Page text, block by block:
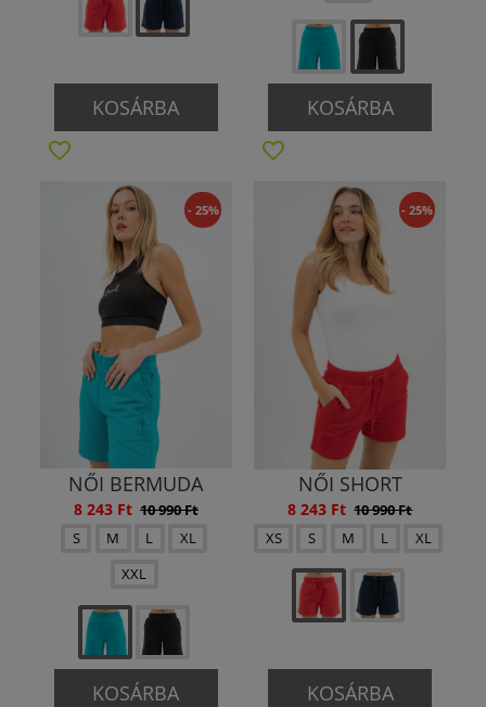
KOSÁRBA KOSÁRBA
- 25%
NŐI BERMUDA
8 243 Ft 10 990 Ft
S
M L
XL
XXL
KOSÁRBA
- 25%
NŐI SHORT
8 243 Ft 10 990 Ft
XS
S M L XL
KOSÁRBA